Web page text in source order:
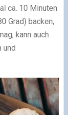
ca. 10 Minuten
Grad) backen,
kann auch
und